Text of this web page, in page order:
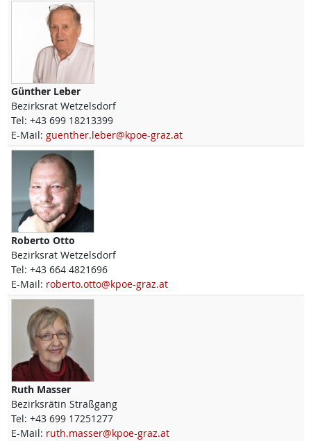
Günther Leber
Bezirksrat Wetzelsdorf
Tel: +43 699 18213399
E-Mail: guenther.leber@kpoe-graz.at
Roberto Otto
Bezirksrat Wetzelsdorf
Tel: +43 664 4821696
E-Mail: roberto.otto@kpoe-graz.at
Ruth Masser
Bezirksrätin Straßgang
Tel: +43 699 17251277
E-Mail: ruth.masser@kpoe-graz.at